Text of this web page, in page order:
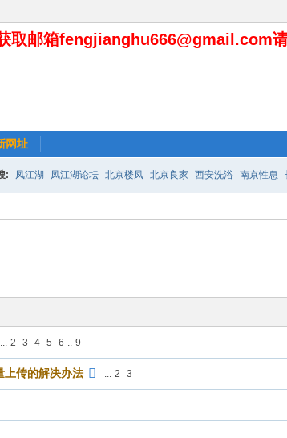
取邮箱fengjianghu666@gmail.com
网址
: 凤江湖 凤江湖论坛 北京楼凤 北京良家 西安洗浴 南京性息
... 2 3 4 5 6 .. 9
上传的解决办法 ... 2 3